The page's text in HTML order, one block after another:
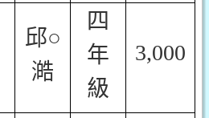
邱○
澔
四
年
級
3,000